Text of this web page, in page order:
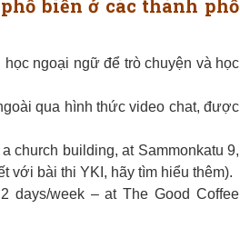
biến ở các thành phố
ngoại ngữ để trò chuyện và học
qua hình thức video chat, được
church building, at Sammonkatu 9,
với bài thi YKI, hãy tìm hiểu thêm).
days/week – at The Good Coffee